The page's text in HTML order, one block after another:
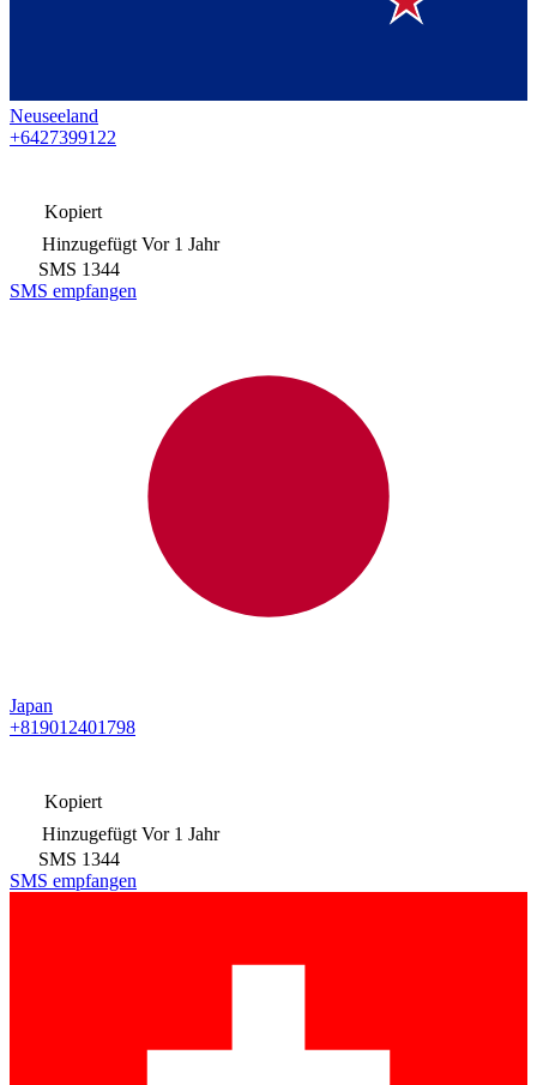
Neuseeland
+6427399122
Kopiert
Hinzugefügt Vor 1 Jahr
SMS 1344
SMS empfangen
Japan
+819012401798
Kopiert
Hinzugefügt Vor 1 Jahr
SMS 1344
SMS empfangen